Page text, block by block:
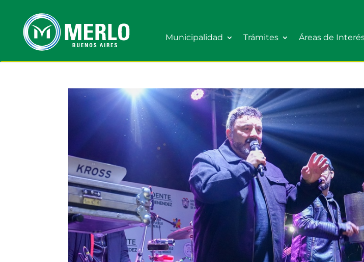
Municipalidad Trámites Áreas de